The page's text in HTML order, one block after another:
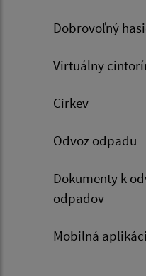
Dobrovoľný
Virtuálny
Cirkev
Odvoz odpadu
Dokumenty k
odpadov
Mobilná